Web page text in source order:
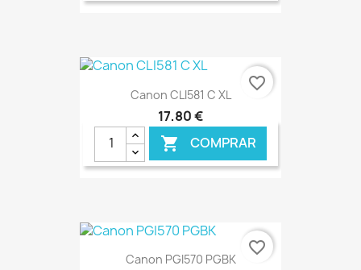
€ ONLINE
Canon CLI581 C XL
17,80 €
 COMPRAR
€ ONLINE
favorite_border
Canon PGI570 PGBK
favorite_border